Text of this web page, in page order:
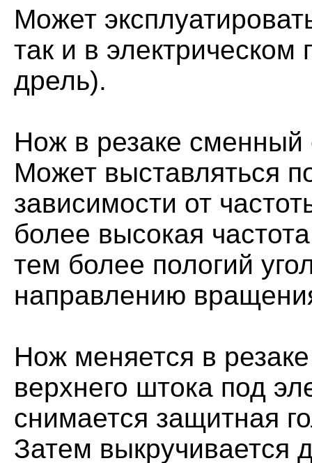
Может
так и в
дрель).
Нож в резаке сменный
Может выставляться
зависимости от
более высокая
тем более пологий
направлению
Нож меняется в
верхнего штока под
снимается защитная
Затем выкручивается